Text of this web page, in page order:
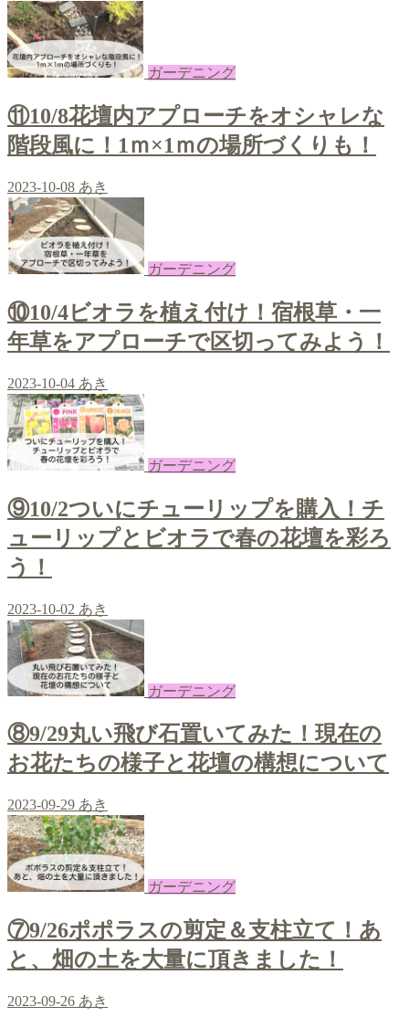
ガーデニング
⑪10/8花壇内アプローチをオシャレな
階段風に！1ｍ×1ｍの場所づくりも！
2023-10-08 あき
ガーデニング
⑩10/4ビオラを植え付け！宿根草・一
年草をアプローチで区切ってみよう！
2023-10-04 あき
ガーデニング
⑨10/2ついにチューリップを購入！チ
ューリップとビオラで春の花壇を彩ろ
う！
2023-10-02 あき
ガーデニング
⑧9/29丸い飛び石置いてみた！現在の
お花たちの様子と花壇の構想について
2023-09-29 あき
ガーデニング
⑦9/26ポポラスの剪定＆支柱立て！あ
と、畑の土を大量に頂きました！
2023-09-26 あき